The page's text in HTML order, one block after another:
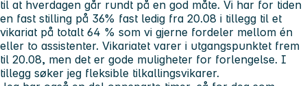
til at hverdagen går rundt på en god måte. Vi har for tiden
en fast stilling på 36% fast ledig fra 20.08 i tillegg til et
vikariat på totalt 64 % som vi gjerne fordeler mellom én
eller to assistenter. Vikariatet varer i utgangspunktet frem
til 20.08, men det er gode muligheter for forlengelse. I
tillegg søker jeg fleksible tilkallingsvikarer.